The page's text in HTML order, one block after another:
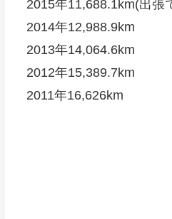
2015年11,688.1km(出張
2014年12,988.9km
2013年14,064.6km
2012年15,389.7km
2011年16,626km